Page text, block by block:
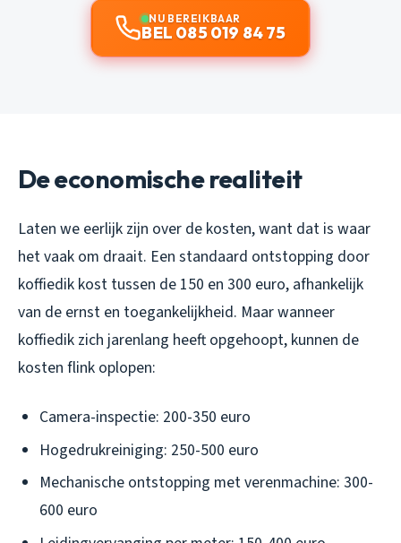
NU BEREIKBAAR
BEL 085 019 84 75
De economische realiteit
Laten we eerlijk zijn over de kosten, want dat is waar
het vaak om draait. Een standaard ontstopping door
koffiedik kost tussen de 150 en 300 euro, afhankelijk
van de ernst en toegankelijkheid. Maar wanneer
koffiedik zich jarenlang heeft opgehoopt, kunnen de
kosten flink oplopen:
Camera-inspectie: 200-350 euro
Hogedrukreiniging: 250-500 euro
Mechanische ontstopping met verenmachine: 300-
600 euro